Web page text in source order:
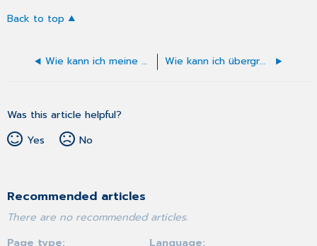
Back to top
Wie kann ich meine Praxisdaten und meinen Praxissitz verwalten? Wie kann ich übergreifende Einstellungen verwalten?
Was this article helpful?
Yes
No
Recommended articles
There are no recommended articles.
Page type
Language